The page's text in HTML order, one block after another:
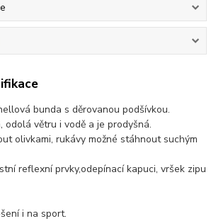
bunda s děrovanou podšívkou.
odolá větru i vodě a je prodyšná.
olivkami, rukávy možné stáhnout suchým
reflexní prvky,odepínací kapuci, vršek zipu
i na sport.